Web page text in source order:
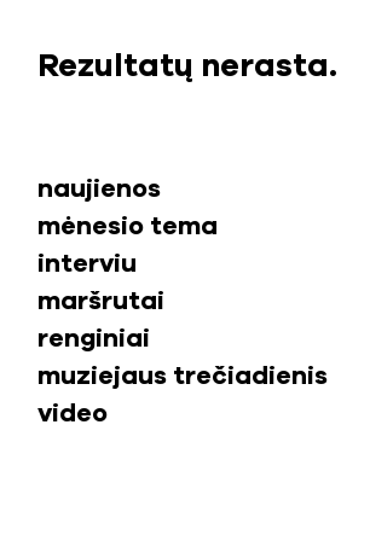
Rezultatų nerasta.
naujienos
mėnesio tema
interviu
maršrutai
renginiai
muziejaus trečiadienis
video